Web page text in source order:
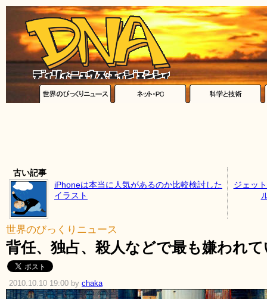
古い記事
iPhoneは本当に人気があるのか比較検討した
イラスト
ジェッ
世界のびっくりニュース
背任、独占、殺人などで最も嫌われ
2010.10.10 19:00 by chaka